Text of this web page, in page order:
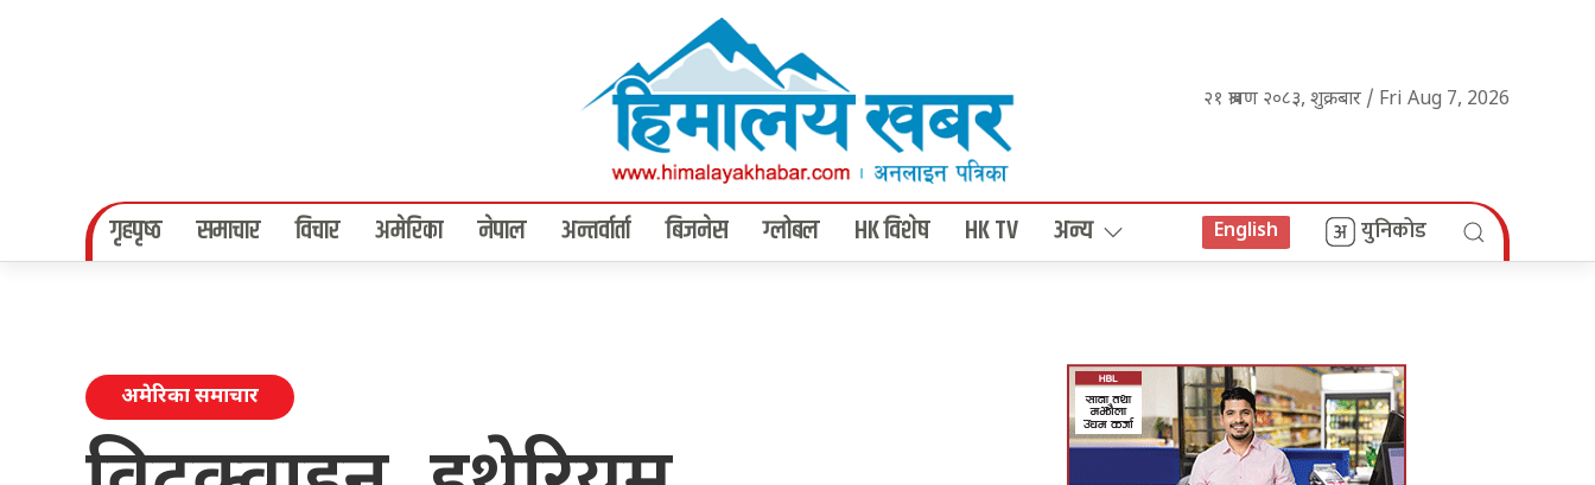
२१ श्रावण २०८३, शुक्रबार / Fri Aug 7, 2026
गृहपृष्‍ठ समाचार विचार अमेरिका नेपाल अन्तर्वार्ता बिजनेस ग्लोबल HK विशेष HK TV अन्य English युनिकोड
अमेरिका समाचार